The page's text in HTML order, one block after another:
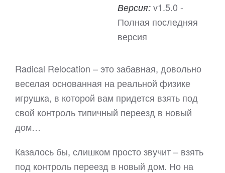
Версия: v1.5.0 -
Полная последняя
версия
Radical Relocation – это забавная, довольно
веселая основанная на реальной физике
игрушка, в которой вам придется взять под
свой контроль типичный переезд в новый
дом…
Казалось бы, слишком просто звучит – взять
под контроль переезд в новый дом. Но на